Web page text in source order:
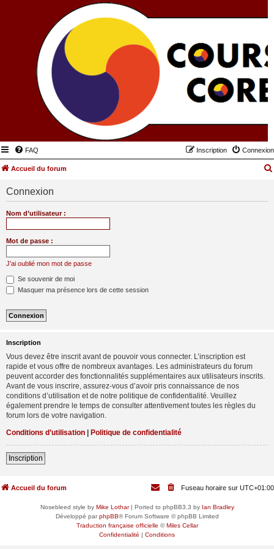
FAQ Connexion
Inscription
Accueil du forum
Connexion
Nom d’utilisateur :
Mot de passe :
J’ai oublié mon mot de passe
Se souvenir de moi
Masquer ma présence lors de cette session
Inscription
Vous devez être inscrit avant de pouvoir vous connecter. L’inscription est
rapide et vous offre de nombreux avantages. Les administrateurs du forum
peuvent accorder des fonctionnalités supplémentaires aux utilisateurs inscrits.
Avant de vous inscrire, assurez-vous d’avoir pris connaissance de nos
conditions d’utilisation et de notre politique de confidentialité. Veuillez
également prendre le temps de consulter attentivement toutes les règles du
forum lors de votre navigation.
Conditions d’utilisation | Politique de confidentialité
Inscription
Accueil du forum Fuseau horaire sur UTC+01:00
Nosebleed style by Mike Lothar| Ported to phpBB3.3 by Ian Bradley
Développé parphpBB® Forum Software © phpBB Limited
Traduction française officielle ©Miles Cellar
Confidentialité | Conditions